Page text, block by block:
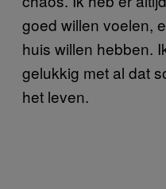
goed willen voelen,
huis willen hebben.
gelukkig met al dat
het leven.